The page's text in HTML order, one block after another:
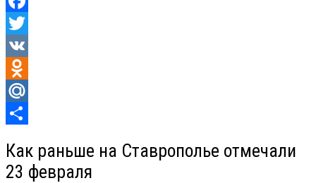
Facebook
Twitter
VK
Odnoklassniki
Mail.Ru
Как раньше на Ставрополье отмечали
23 февраля